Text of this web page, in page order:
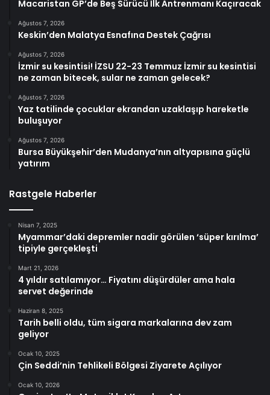
Macaristan GP’de Beş Sürücü İlk Antrenmanı Kaçıracak
Ağustos 7, 2026
Keskin’den Malatya Esnafına Destek Çağrısı
Ağustos 7, 2026
İzmir su kesintisi! İZSU 22-23 Temmuz İzmir su kesintisi
ne zaman bitecek, sular ne zaman gelecek?
Ağustos 7, 2026
Yaz tatilinde çocuklar ekrandan uzaklaşıp hareketle
buluşuyor
Ağustos 7, 2026
Bursa Büyükşehir’den Mudanya’nın altyapısına güçlü
yatırım
Rastgele Haberler
Nisan 7, 2025
Myammar’daki depremler nadir görülen ‘süper kırılma’
tipiyle gerçekleşti
Mart 21, 2026
4 yıldır satılamıyor… Fiyatını düşürdüler ama hala
servet değerinde
Haziran 8, 2025
Tarih belli oldu, tüm sigara markalarına dev zam
geliyor
Ocak 10, 2025
Çin Seddi’nin Tehlikeli Bölgesi Ziyarete Açılıyor
Ocak 10, 2026